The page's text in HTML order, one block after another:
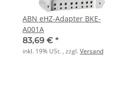
ABN eHZ-Adapter BKE-
A001A
83,69 € *
inkl. 19% USt. , zzgl.Versand